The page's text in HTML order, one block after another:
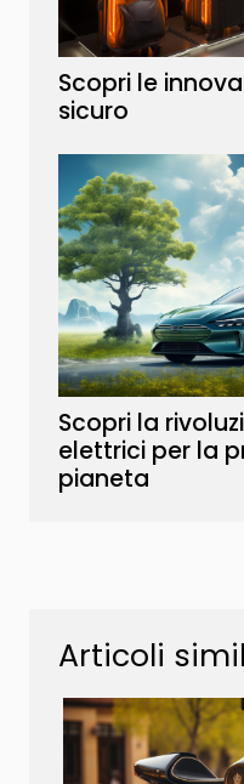
Scopri le
sicuro
Scopri la
elettrici per la
pianeta
Articoli